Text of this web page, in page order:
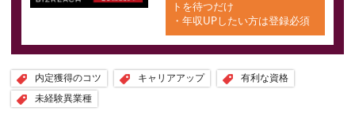
トを待つだけ
・年収UPしたい方は登録必須
内定獲得のコツ キャリアアップ 有利な資格
未経験異業種